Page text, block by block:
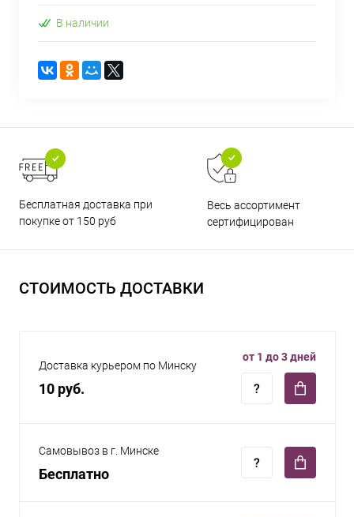
В наличии
Бесплатная доставка при
покупке от 150 руб
Весь ассортимент
сертифицирован
СТОИМОСТЬ ДОСТАВКИ
Доставка курьером по Минску
10 руб.
от 1 до 3 дней
Самовывоз в г. Минске
Бесплатно